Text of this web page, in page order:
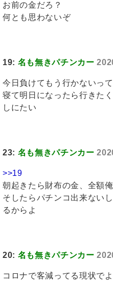
お前の金だろ？
何とも思わないぞ
19: 名も無きパチンカー
今日負けてもう行かないっ
寝て明日になったら行きた
しにたい
23: 名も無きパチンカー
>>19
朝起きたら財布の金、全額
そしたらパチンコ出来ない
るからよ
20: 名も無きパチンカー
コロナで客減ってる現状で